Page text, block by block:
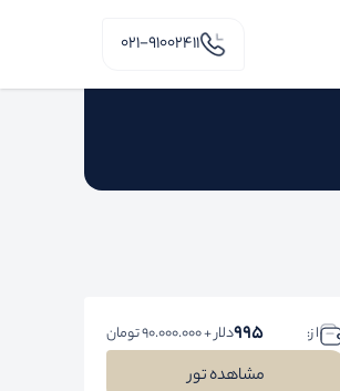
۰۲۱-91002411
ا ز: 995دلار + 90.000.000 تومان
مشاهده تور